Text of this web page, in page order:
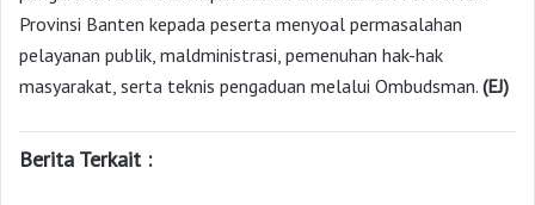
Provinsi Banten kepada peserta menyoal permasalahan
pelayanan publik, maldministrasi, pemenuhan hak-hak
masyarakat, serta teknis pengaduan melalui Ombudsman. (EJ)
Berita Terkait :